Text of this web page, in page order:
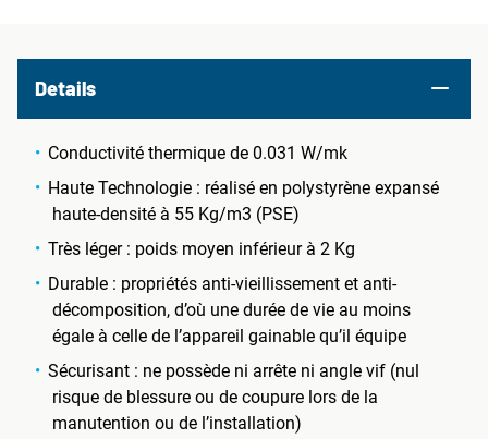
Details
Conductivité thermique de 0.031 W/mk
Haute Technologie : réalisé en polystyrène expansé
haute-densité à 55 Kg/m3 (PSE)
Très léger : poids moyen inférieur à 2 Kg
Durable : propriétés anti-vieillissement et anti-
décomposition, d’où une durée de vie au moins
égale à celle de l’appareil gainable qu’il équipe
Sécurisant : ne possède ni arrête ni angle vif (nul
risque de blessure ou de coupure lors de la
manutention ou de l’installation)